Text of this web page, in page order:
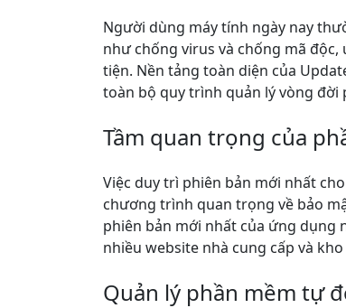
Người dùng máy tính ngày nay
như chống virus và chống mã
tiện. Nền tảng toàn diện của
toàn bộ quy trình quản lý vòng đời
Tầm quan trọng của
Việc duy trì phiên bản mới nhất
chương trình quan trọng về bảo
phiên bản mới nhất của ứng dụng
nhiều website nhà cung cấp và
Quản lý phần mềm tự